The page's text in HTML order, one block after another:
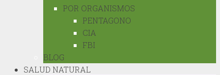
POR ORGANISMOS
PENTAGONO
CIA
FBI
BLOG
SALUD NATURAL